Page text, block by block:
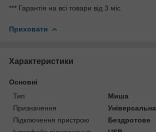
*** Гарантія на всі товари від 3 міс.
Приховати
Характеристики
Основні
Тип
Миша
Призначення
Універсальна
Підключення пристрою
Бездротове